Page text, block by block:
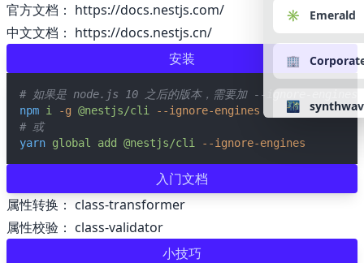
✳️ Emerald
🏢
🌃
👴 retro
🤖
🌸 valentine
官方文档： https://docs.nestjs.com/
中文文档： https://docs.nestjs.cn/
安装
# 如果是 node.js 10 之后的版本，需要加 --ignore-engines
npm i -g @nestjs/cli
--ignore-engines
# 或
yarn global add @nestjs/cli --ignore-engines
入门文档
属性转换： class-transformer
属性校验： class-validator
小技巧